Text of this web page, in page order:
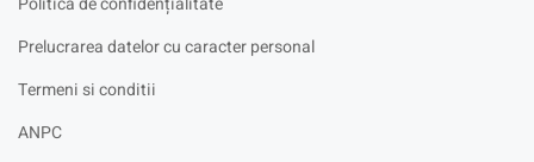
Prelucrarea datelor cu caracter personal
Termeni si conditii
ANPC